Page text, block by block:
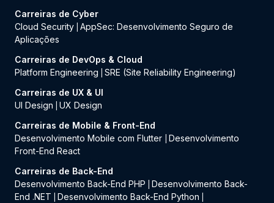
Carreiras de Cyber
Cloud Security AppSec: Desenvolvimento Seguro de
Aplicações
Carreiras de DevOps & Cloud
Platform Engineering
SRE (Site Reliability Engineering)
Carreiras de UX & UI
UI Design
UX Design
Carreiras de Mobile & Front-End
Desenvolvimento Mobile com Flutter
Desenvolvimento
Front-End React
Carreiras de Back-End
Desenvolvimento Back-End PHP
Desenvolvimento Back-
End .NET
Desenvolvimento Back-End Python